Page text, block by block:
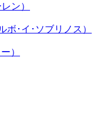
ン）
ボ･イ･ソブリノス）
）